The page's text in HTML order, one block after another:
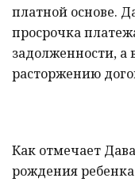
платной основе.
просрочка
задолженности, а
расторжению
Как отмечает
рождения